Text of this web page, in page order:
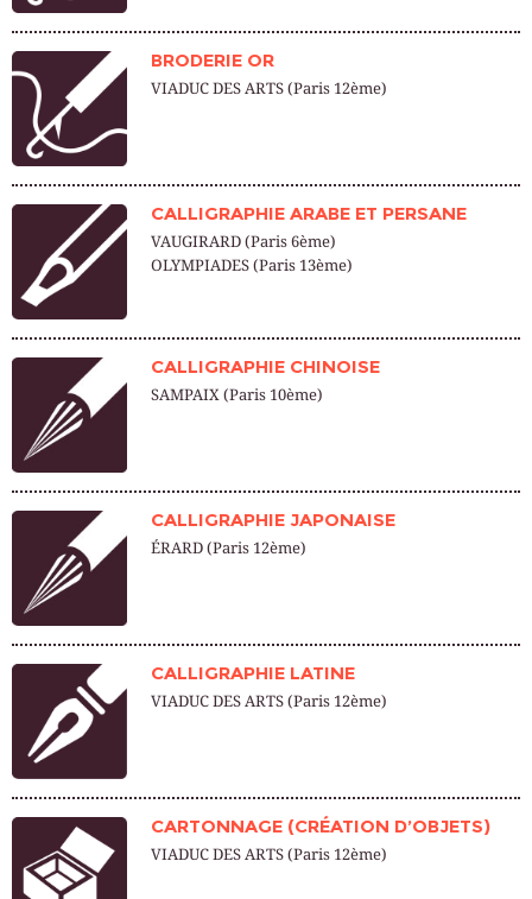
BRODERIE OR
VIADUC DES ARTS (Paris 12ème)
CALLIGRAPHIE ARABE ET PERSANE
VAUGIRARD (Paris 6ème)
OLYMPIADES (Paris 13ème)
CALLIGRAPHIE CHINOISE
SAMPAIX (Paris 10ème)
CALLIGRAPHIE JAPONAISE
ÉRARD (Paris 12ème)
CALLIGRAPHIE LATINE
VIADUC DES ARTS (Paris 12ème)
CARTONNAGE (CRÉATION D’OBJETS)
VIADUC DES ARTS (Paris 12ème)